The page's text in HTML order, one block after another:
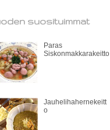
suosituimmat
Paras
Siskonmakkarakeitto
Jauhelihahernekeitt
o